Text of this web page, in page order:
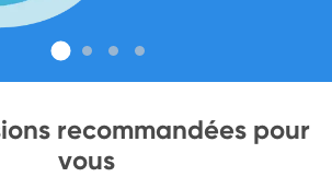
recommandées pour
vous